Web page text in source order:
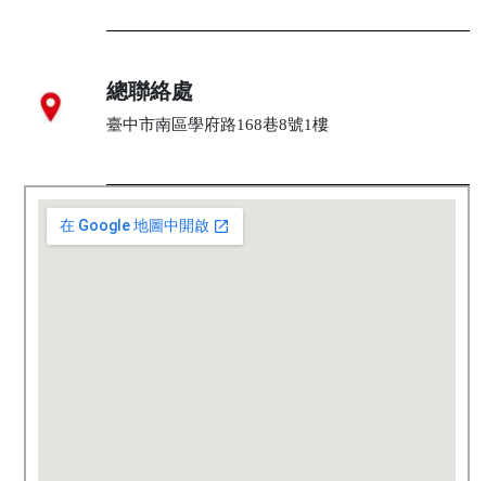
總聯絡處
臺中市南區學府路168巷8號1樓